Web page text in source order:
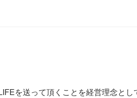
を送って頂くことを経営理念と